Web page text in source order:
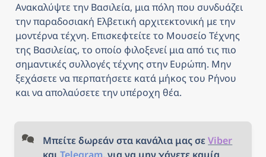
Ανακαλύψτε την Βασιλεία, μια πόλη που συνδυάζει
την παραδοσιακή Ελβετική αρχιτεκτονική με την
μοντέρνα τέχνη. Επισκεφτείτε το Μουσείο Τέχνης
της Βασιλείας, το οποίο φιλοξενεί μια από τις πιο
σημαντικές συλλογές τέχνης στην Ευρώπη. Μην
ξεχάσετε να περπατήσετε κατά μήκος του Ρήνου
και να απολαύσετε την υπέροχη θέα.
Μπείτε δωρεάν στα κανάλια μας σε Viber